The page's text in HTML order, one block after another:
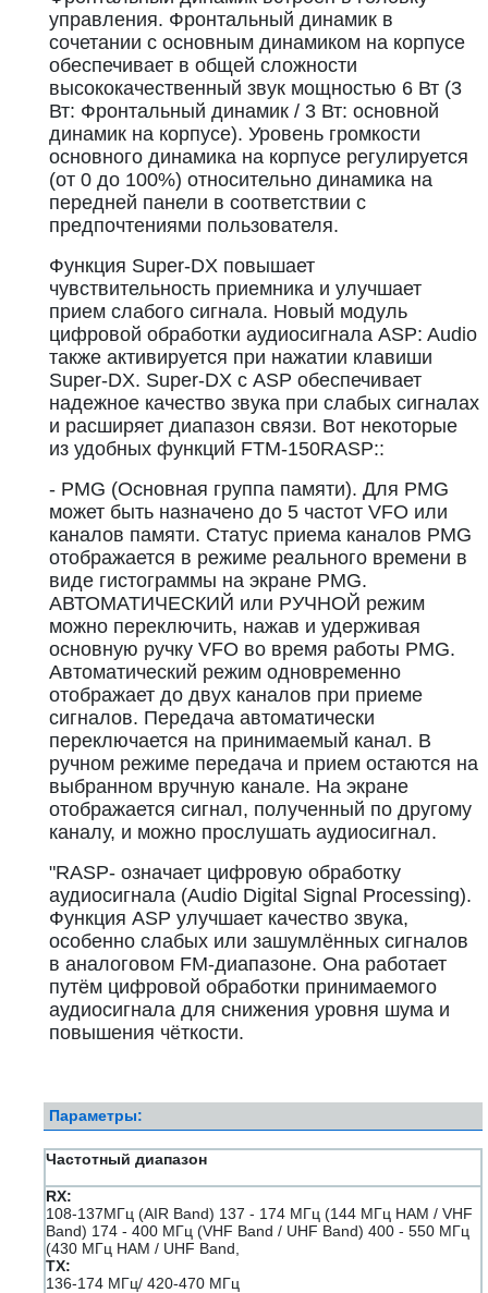
управления. Фронтальный динамик в
сочетании с основным динамиком на корпусе
обеспечивает в общей сложности
высококачественный звук мощностью 6 Вт (3
Вт: Фронтальный динамик / 3 Вт: основной
динамик на корпусе). Уровень громкости
основного динамика на корпусе регулируется
(от 0 до 100%) относительно динамика на
передней панели в соответствии с
предпочтениями пользователя.
Функция Super-DX повышает
чувствительность приемника и улучшает
прием слабого сигнала. Новый модуль
цифровой обработки аудиосигнала ASP: Audio
также активируется при нажатии клавиши
Super-DX. Super-DX с ASP обеспечивает
надежное качество звука при слабых сигналах
и расширяет диапазон связи. Вот некоторые
из удобных функций FTM-150RASP::
- PMG (Основная группа памяти). Для PMG
может быть назначено до 5 частот VFO или
каналов памяти. Статус приема каналов PMG
отображается в режиме реального времени в
виде гистограммы на экране PMG.
АВТОМАТИЧЕСКИЙ или РУЧНОЙ режим
можно переключить, нажав и удерживая
основную ручку VFO во время работы PMG.
Автоматический режим одновременно
отображает до двух каналов при приеме
сигналов. Передача автоматически
переключается на принимаемый канал. В
ручном режиме передача и прием остаются на
выбранном вручную канале. На экране
отображается сигнал, полученный по другому
каналу, и можно прослушать аудиосигнал.
"RASP- означает цифровую обработку
аудиосигнала (Audio Digital Signal Processing).
Функция ASP улучшает качество звука,
особенно слабых или зашумлённых сигналов
в аналоговом FM-диапазоне. Она работает
путём цифровой обработки принимаемого
аудиосигнала для снижения уровня шума и
повышения чёткости.
Параметры:
Частотный диапазон
RX:
108-137МГц (AIR Band) 137 - 174 МГц (144 МГц HAM / VHF
Band) 174 - 400 МГц (VHF Band / UHF Band) 400 - 550 МГц
(430 МГц HAM / UHF Band,
TX:
136-174 МГц/ 420-470 МГц